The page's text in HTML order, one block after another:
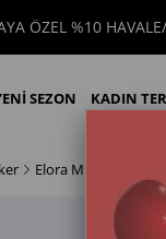
%10 HAVALE/EFT
SEZON KADIN
Elora Mint Batikli